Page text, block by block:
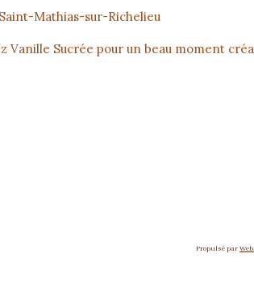
Mathias-sur-Richelieu
Vanille Sucrée pour un beau moment
Propulsé par